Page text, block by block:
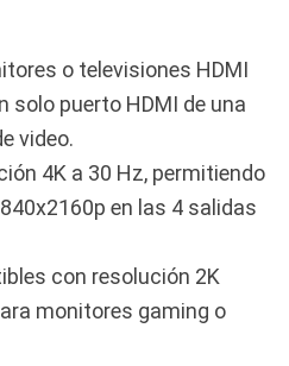
o televisiones HDMI
solo puerto HDMI de una
video.
4K a 30 Hz, permitiendo
en las 4 salidas
con resolución 2K
monitores gaming o